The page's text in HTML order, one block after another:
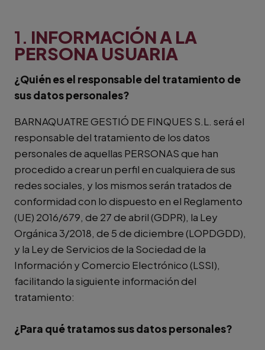
1. INFORMACIÓN A LA
PERSONA USUARIA
¿Quién es el responsable del tratamiento de
sus datos personales?
BARNAQUATRE GESTIÓ DE FINQUES S.L. será el
responsable del tratamiento de los datos
personales de aquellas PERSONAS que han
procedido a crear un perfil en cualquiera de sus
redes sociales, y los mismos serán tratados de
conformidad con lo dispuesto en el Reglamento
(UE) 2016/679, de 27 de abril (GDPR), la Ley
Orgánica 3/2018, de 5 de diciembre (LOPDGDD),
y la Ley de Servicios de la Sociedad de la
Información y Comercio Electrónico (LSSI),
facilitando la siguiente información del
tratamiento:
¿Para qué tratamos sus datos personales?